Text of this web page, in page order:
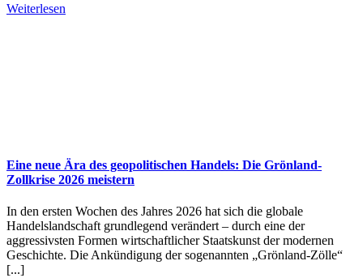
Weiterlesen
Eine neue Ära des geopolitischen Handels: Die Grönland-
Zollkrise 2026 meistern
In den ersten Wochen des Jahres 2026 hat sich die globale
Handelslandschaft grundlegend verändert – durch eine der
aggressivsten Formen wirtschaftlicher Staatskunst der modernen
Geschichte. Die Ankündigung der sogenannten „Grönland-Zölle“
[...]